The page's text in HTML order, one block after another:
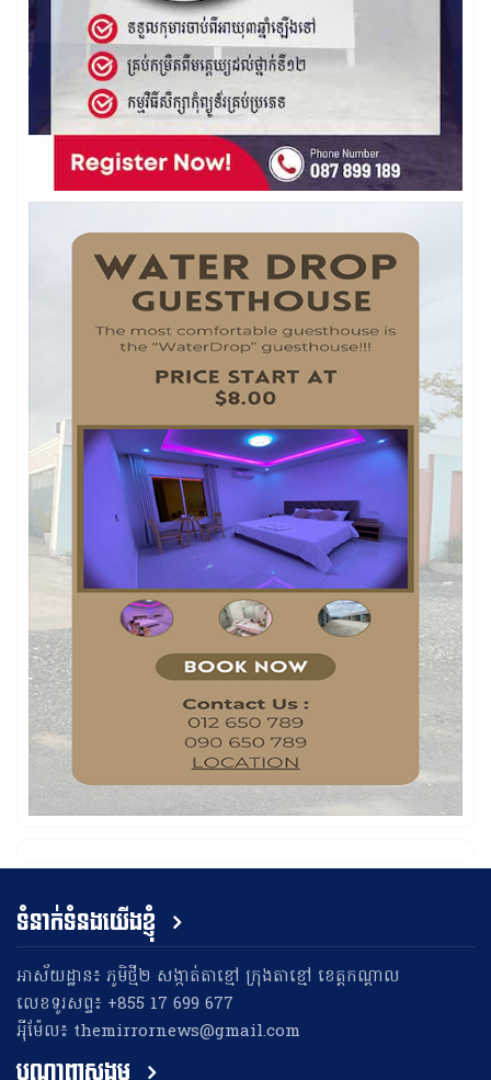
ទំនាក់ទំនងយើងខ្ញុំ
អាស័យដ្ឋាន៖ ភូមិថ្មី២ សង្កាត់តាខ្មៅ ក្រុងតាខ្មៅ ខេត្តកណ្តាល
លេខទូរសព្ទ៖ +855 17 699 677
អុីម៉ែល៖ themirrornews@gmail.com